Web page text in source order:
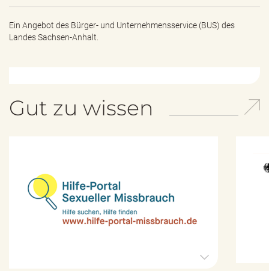
Ein Angebot des Bürger- und Unternehmensservice (BUS) des
Landes Sachsen-Anhalt.
Gut zu wissen